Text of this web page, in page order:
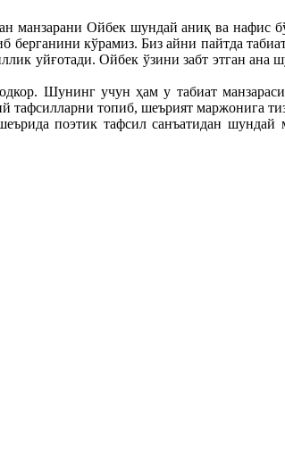
манзарани Ойбек шундай аниқ ва нафис
кўрамиз. Биз айни пайтда
уйғотади. Ойбек ўзини забт этган
Шунинг учун ҳам у табиат манзараси
тафсилларни топиб, шеърият маржонига
поэтик тафсил санъатидан